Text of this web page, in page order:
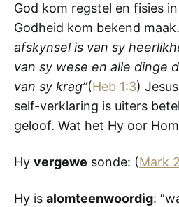
God kom regstel en fisies
Godheid kom bekend maak.
afskynsel is van sy
van sy wese en alle dinge
van sy krag”(Heb 1:3)
self-verklaring is uiters
geloof. Wat het Hy oor
Hy vergewe sonde: (Mark
Hy is alomteenwoordig: